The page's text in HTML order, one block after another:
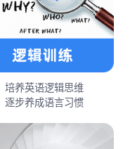
培养英语逻辑思维
逐步养成语言习惯